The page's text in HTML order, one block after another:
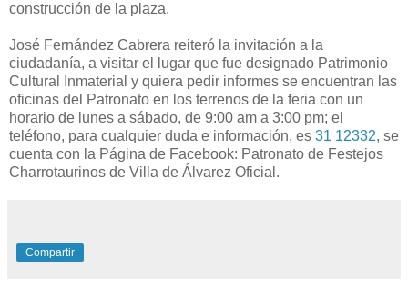
construcción de la plaza.
José Fernández Cabrera reiteró la invitación a la
ciudadanía, a visitar el lugar que fue designado Patrimonio
Cultural Inmaterial y quiera pedir informes se encuentran las
oficinas del Patronato en los terrenos de la feria con un
horario de lunes a sábado, de 9:00 am a 3:00 pm; el
teléfono, para cualquier duda e información, es 31 12332, se
cuenta con la Página de Facebook: Patronato de Festejos
Charrotaurinos de Villa de Álvarez Oficial.
Compartir